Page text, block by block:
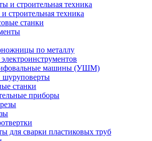
строительная техника
станки
по металлу
машины (УШМ)
шуруповерты
станки
приборы
для сварки пластиковых труб